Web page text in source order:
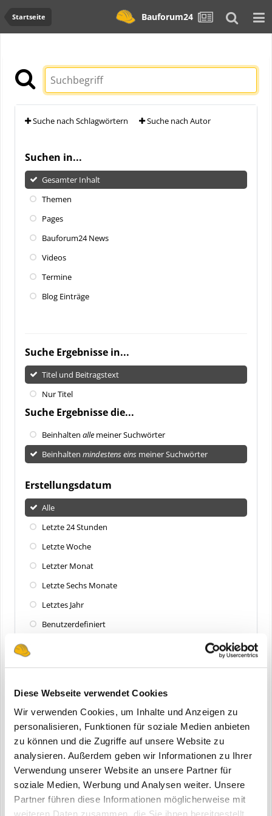
Diese Webseite verwendet Cookies
Wir verwenden Cookies, um Inhalte und Anzeigen zu
personalisieren, Funktionen für soziale Medien anbieten
zu können und die Zugriffe auf unsere Website zu
analysieren. Außerdem geben wir Informationen zu Ihrer
Verwendung unserer Website an unsere Partner für
soziale Medien, Werbung und Analysen weiter. Unsere
Partner führen diese Informationen möglicherweise mit
Startseite Bauforum24
Suche nach Schlagwörtern Suche nach Autor
Suchen in...
Gesamter Inhalt
Themen
Pages
Bauforum24 News
Videos
Termine
Blog Einträge
Suche Ergebnisse in...
Titel und Beitragstext
Nur Titel
Suche Ergebnisse die...
Beinhalten alle meiner Suchwörter
Beinhalten mindestens eins meiner Suchwörter
Erstellungsdatum
Alle
Letzte 24 Stunden
Letzte Woche
Letzter Monat
Letzte Sechs Monate
Letztes Jahr
Benutzerdefiniert
Zuletzt aktualisiert
Letzte 24 Stunden
Letzte Woche
Letzter Monat
Letzte Sechs Monate
Letztes Jahr
Benutzerdefiniert